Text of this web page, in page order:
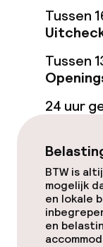
BeleidTussen
Tussen
24 uur
BTW is
mogelijk
en lokale
en